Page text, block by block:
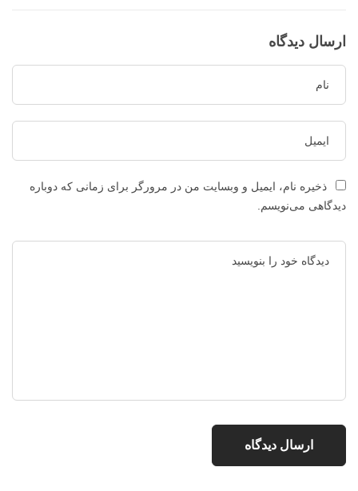
ارسال دیدگاه
ذخیره نام، ایمیل و وبسایت من در مرورگر برای زمانی که دوباره
دیدگاهی می‌نویسم.